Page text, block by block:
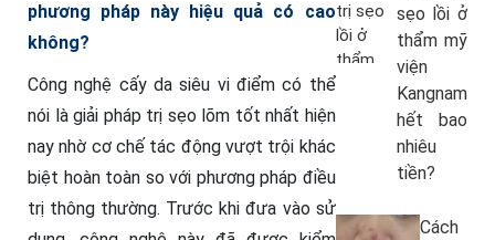
phương pháp này hiệu quả có cao
không?
Công nghệ cấy da siêu vi điểm có thể
nói là giải pháp trị sẹo lõm tốt nhất hiện
nay nhờ cơ chế tác động vượt trội khác
biệt hoàn toàn so với phương pháp điều
trị thông thường. Trước khi đưa vào sử
sẹo lồi ở
thẩm mỹ
viện
Kangnam
hết bao
nhiêu
tiền?
Cách